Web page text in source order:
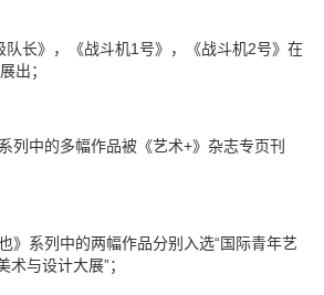
队长》，《战斗机1号》，《战斗机2号》在
出；
列中的多幅作品被《艺术+》杂志专页刊
》系列中的两幅作品分别入选“国际青年艺
术与设计大展”；